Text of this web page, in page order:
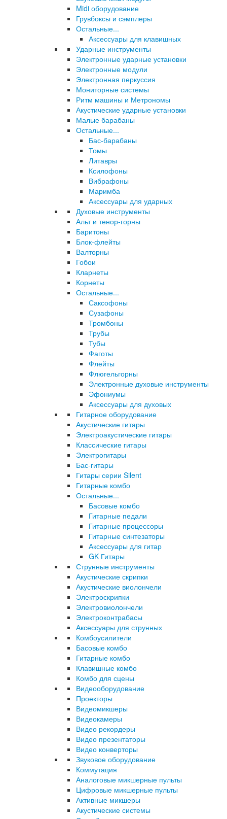
Midi оборудование
Грувбоксы и сэмплеры
Остальные...
Аксессуары для клавишных
Ударные инструменты
Электронные ударные установки
Электронные модули
Электронная перкуссия
Мониторные системы
Ритм машины и Метрономы
Акустические ударные установки
Малые барабаны
Остальные...
Бас-барабаны
Томы
Литавры
Ксилофоны
Вибрафоны
Маримба
Аксессуары для ударных
Духовые инструменты
Альт и тенор-горны
Баритоны
Блок-флейты
Валторны
Гобои
Кларнеты
Корнеты
Остальные...
Саксофоны
Сузафоны
Тромбоны
Трубы
Тубы
Фаготы
Флейты
Флюгельгорны
Электронные духовые инструменты
Эфониумы
Аксессуары для духовых
Гитарное оборудование
Акустические гитары
Электроакустические гитары
Классические гитары
Электрогитары
Бас-гитары
Гитары серии Silent
Гитарные комбо
Остальные...
Басовые комбо
Гитарные педали
Гитарные процессоры
Гитарные синтезаторы
Аксессуары для гитар
GK Гитары
Струнные инструменты
Акустические скрипки
Акустические виолончели
Электроскрипки
Электровиолончели
Электроконтрабасы
Аксессуары для струнных
Комбоусилители
Басовые комбо
Гитарные комбо
Клавишные комбо
Комбо для сцены
Видеооборудование
Проекторы
Видеомикшеры
Видеокамеры
Видео рекордеры
Видео презентаторы
Видео конверторы
Звуковое оборудование
Коммутация
Аналоговые микшерные пульты
Цифровые микшерные пульты
Активные микшеры
Акустические системы